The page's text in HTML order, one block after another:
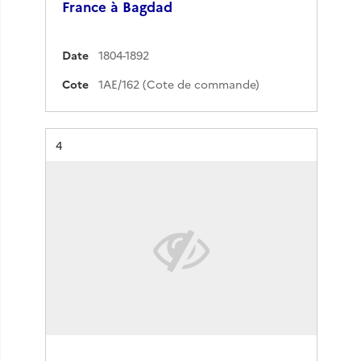
France à Bagdad
Date
1804-1892
Cote
1AE/162 (Cote de commande)
Résultat n°
4